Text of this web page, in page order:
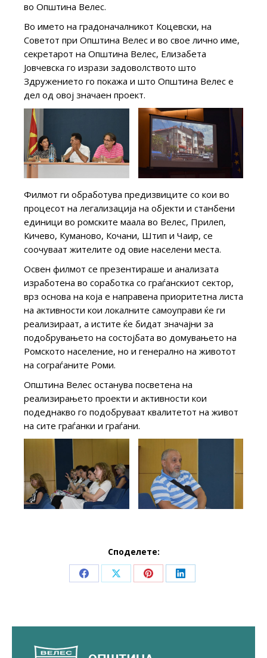
во Општина Велес.
Во името на градоначалникот Коцевски, на
Советот при Општина Велес и во свое лично име,
секретарот на Општина Велес, Елизабета
Јовчевска го изрази задоволството што
Здружението го покажа и што Општина Велес е
дел од овој значаен проект.
Филмот ги обработува предизвиците со кои во
процесот на легализација на објекти и станбени
единици во ромските маала во Велес, Прилеп,
Кичево, Куманово, Кочани, Штип и Чаир, се
соочуваат жителите од овие населени места.
Освен филмот се презентираше и анализата
изработена во соработка со граѓанскиот сектор,
врз основа на која е направена приоритетна листа
на активности кои локалните самоуправи ќе ги
реализираат, а истите ќе бидат значајни за
подобрувањето на состојбата во домувањето на
Ромското население, но и генерално на животот
на сограѓаните Роми.
Општина Велес останува посветена на
реализирањето проекти и активности кои
подеднакво го подобруваат квалитетот на живот
на сите граѓанки и граѓани.
Споделете:
Share Share Share Share